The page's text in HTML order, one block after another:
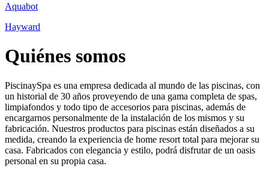
Aquabot
Hayward
Quiénes somos
PiscinaySpa es una empresa dedicada al mundo de las piscinas, con
un historial de 30 años proveyendo de una gama completa de spas,
limpiafondos y todo tipo de accesorios para piscinas, además de
encargarnos personalmente de la instalación de los mismos y su
fabricación. Nuestros productos para piscinas están diseñados a su
medida, creando la experiencia de home resort total para mejorar su
casa. Fabricados con elegancia y estilo, podrá disfrutar de un oasis
personal en su propia casa.